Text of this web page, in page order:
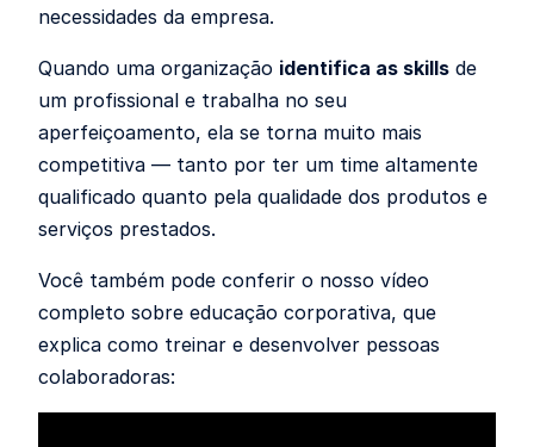
necessidades da empresa.
Quando uma organização identifica as skills de
um profissional e trabalha no seu
aperfeiçoamento, ela se torna muito mais
competitiva — tanto por ter um time altamente
qualificado quanto pela qualidade dos produtos e
serviços prestados.
Você também pode conferir o nosso vídeo
completo sobre educação corporativa, que
explica como treinar e desenvolver pessoas
colaboradoras: